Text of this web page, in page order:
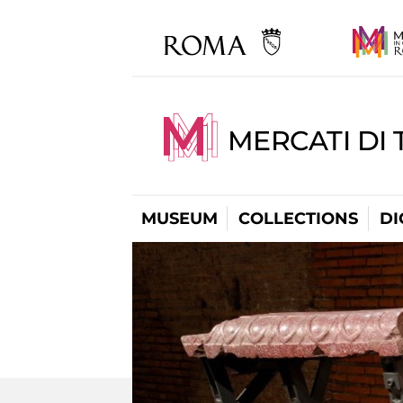
MERCATI DI
MUSEUM COLLECTIONS